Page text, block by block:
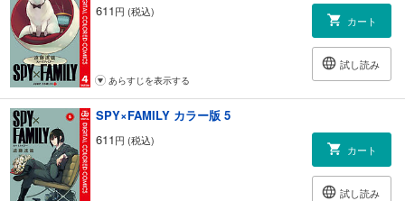
611円 (税込)
カート
試し読み
あらすじを表示する
SPY×FAMILY カラー版 5
611円 (税込)
カート
試し読み